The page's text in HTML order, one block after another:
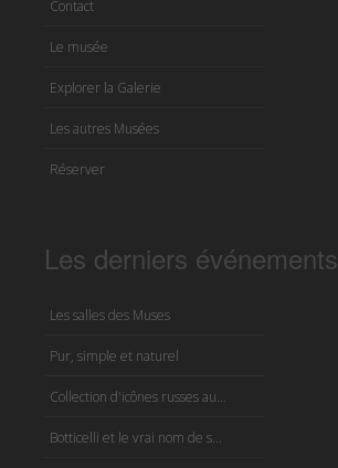
Contact
Le musée
Explorer la Galerie
Les autres Musées
Réserver
Les derniers événements
Les salles des Muses
Pur, simple et naturel
Collection d'icônes russes au...
Botticelli et le vrai nom de s...